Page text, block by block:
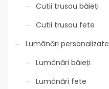
Cutii trusou băieți
Cutii trusou fete
Lumânări personalizate
Lumânări băieți
Lumânări fete